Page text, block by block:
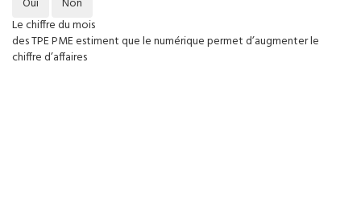
Le chiffre du mois
des TPE PME estiment que le numérique permet d’augmenter le
chiffre d’affaires